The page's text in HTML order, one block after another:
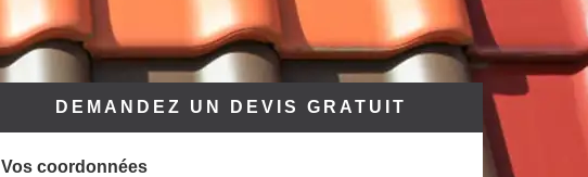
DEMANDEZ UN DEVIS GRATUIT
Vos coordonnées